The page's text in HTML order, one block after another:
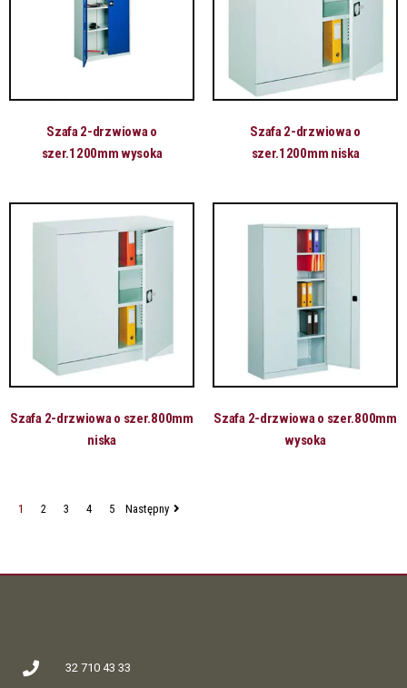
Szafa 2-drzwiowa o
szer.1200mm wysoka
Szafa 2-drzwiowa o
szer.1200mm niska
Szafa 2-drzwiowa o szer.800mm
niska
Szafa 2-drzwiowa o szer.800mm
wysoka
1 2 3 4 5 Następny
32 710 43 33